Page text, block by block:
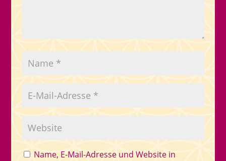
Name, E-Mail-Adresse und Website in